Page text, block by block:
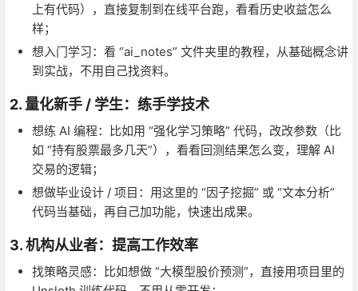
上有代码），直接复制到在线平台跑，看看历史收益怎么
样；
想入门学习：看 “ai_notes” 文件夹里的教程，从基础概念讲
到实战，不用自己找资料。
2. 量化新手 / 学生：练手学技术
想练 AI 编程：比如用 “强化学习策略” 代码，改改参数（比
如 “持有股票最多几天”），看看回测结果怎么变，理解 AI
交易的逻辑；
想做毕业设计 / 项目：用这里的 “因子挖掘” 或 “文本分析”
代码当基础，再自己加功能，快速出成果。
3. 机构从业者：提高工作效率
找策略灵感：比如想做 “大模型股价预测”，直接用项目里的